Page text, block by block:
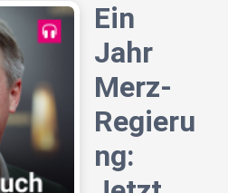
Ein
Jahr
Merz-
Regieru
ng: